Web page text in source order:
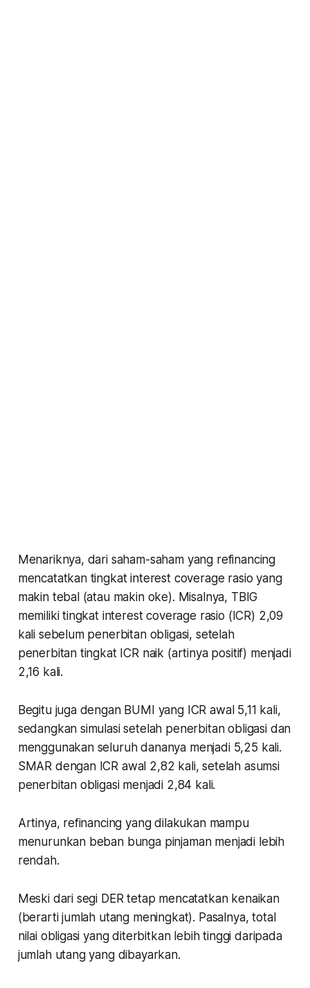
Menariknya, dari saham-saham yang refinancing
mencatatkan tingkat interest coverage rasio yang
makin tebal (atau makin oke). Misalnya, TBIG
memiliki tingkat interest coverage rasio (ICR) 2,09
kali sebelum penerbitan obligasi, setelah
penerbitan tingkat ICR naik (artinya positif) menjadi
2,16 kali.
Begitu juga dengan BUMI yang ICR awal 5,11 kali,
sedangkan simulasi setelah penerbitan obligasi dan
menggunakan seluruh dananya menjadi 5,25 kali.
SMAR dengan ICR awal 2,82 kali, setelah asumsi
penerbitan obligasi menjadi 2,84 kali.
Artinya, refinancing yang dilakukan mampu
menurunkan beban bunga pinjaman menjadi lebih
rendah.
Meski dari segi DER tetap mencatatkan kenaikan
(berarti jumlah utang meningkat). Pasalnya, total
nilai obligasi yang diterbitkan lebih tinggi daripada
jumlah utang yang dibayarkan.